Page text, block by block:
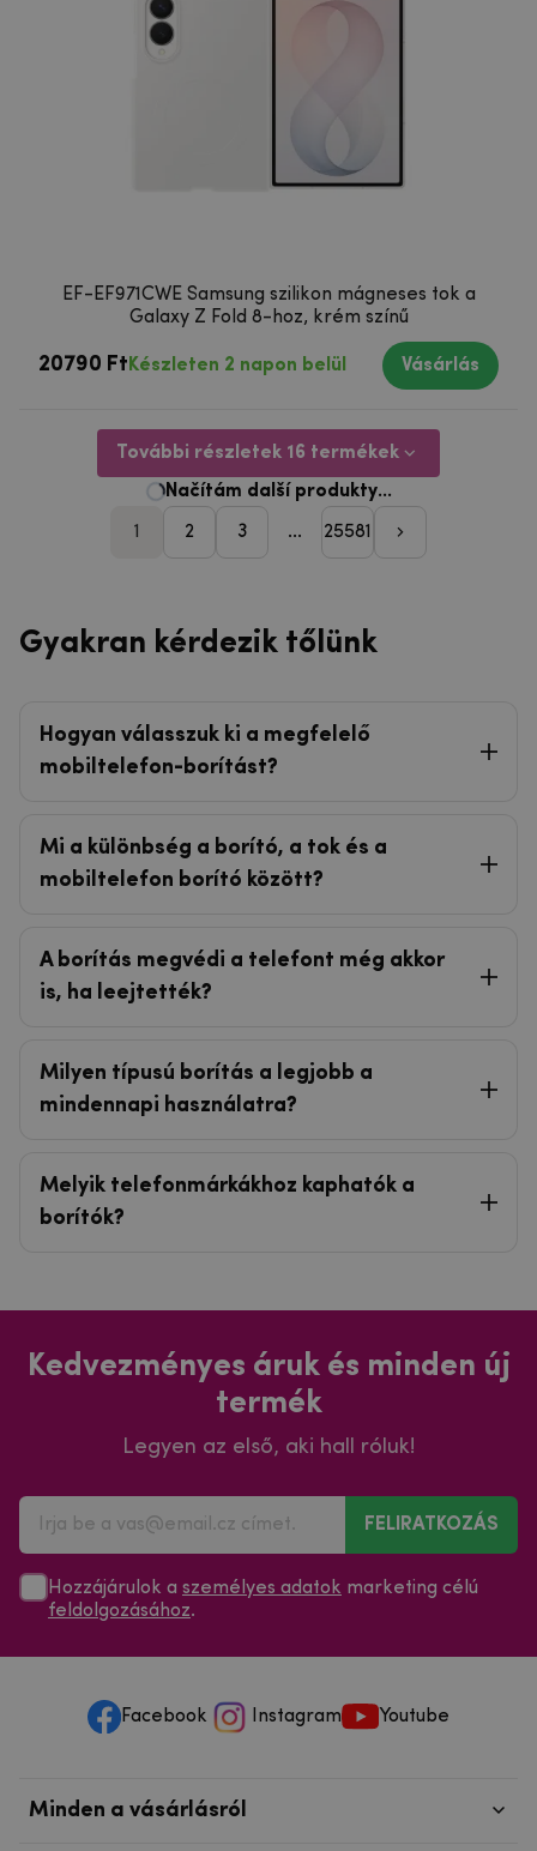
EF-EF971CWE Samsung szilikon mágneses tok a
Galaxy Z Fold 8-hoz, krém színű
20790 Ft Készleten 2 napon belül Vásárlás
További részletek 16 termékek
... 25581
mobiltelefon-borítást?
mobiltelefon borító között?
is, ha leejtették?
mindennapi használatra?
borítók?
termék
Legyen az első, aki hall róluk!
FELIRATKOZÁS
Hozzájárulok aszemélyes adatokmarketing célú
feldolgozásához.